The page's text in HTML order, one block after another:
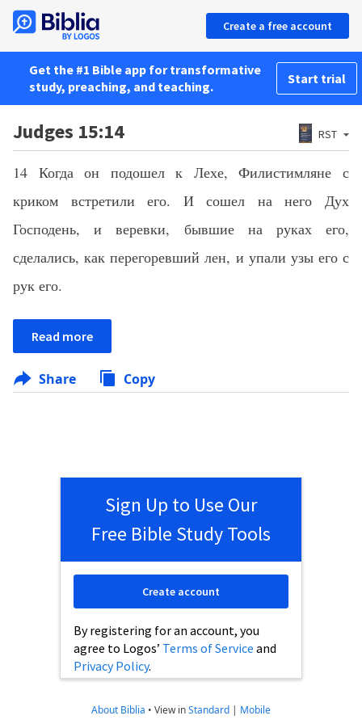
Create a free account
Get the #1 Bible app for transformative
study, preaching, and teaching.
Start trial
Judges 15:14 RST
14 Когда он подошел к Лехе, Филистимляне с
криком встретили его. И сошел на него Дух
Господень, и веревки, бывшие на руках его,
сделались, как перегоревший лен, и упали узы его с
рук его.
Read more
Share Copy
Sign Up to Use Our
Free Bible Study Tools
By registering for an account, you
agree to Logos’ Terms of Service and
Privacy Policy.
Create account
About Biblia • View inStandard | Mobile